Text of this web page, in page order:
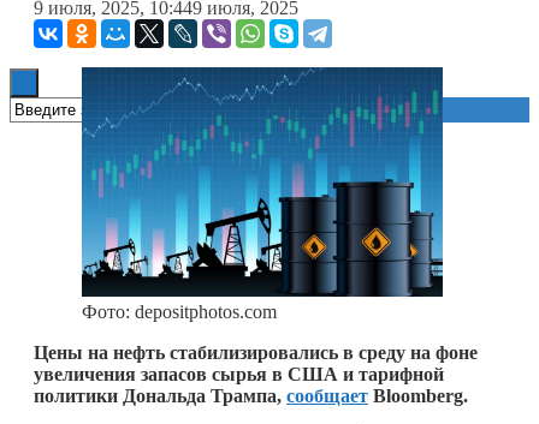
Книги
9 июля, 2025, 10:449 июля, 2025
Фото: depositphotos.com
Цены на нефть стабилизировались в среду на фоне
увеличения запасов сырья в США и тарифной
политики Дональда Трампа, сообщает Bloomberg.